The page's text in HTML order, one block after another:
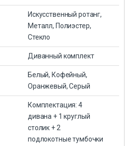
Искусственный ротанг,
Металл, Полиэстер,
Стекло
Диванный комплект
Белый, Кофейный,
Оранжевый, Серый
Комплектация: 4
дивана + 1 круглый
столик + 2
подлокотные тумбочки